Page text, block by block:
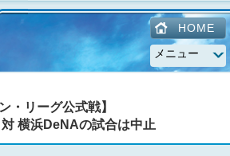
HOME
・リーグ公式戦】
横浜DeNAの試合は中止